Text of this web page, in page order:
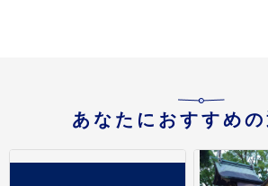
あなたにおすすめ